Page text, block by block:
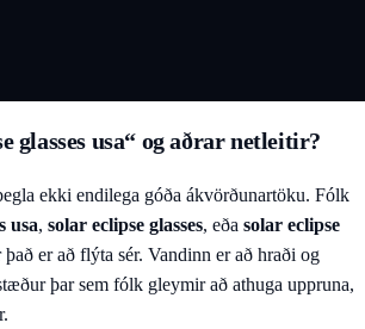
glasses usa“ og aðrar netleitir?
ekki endilega góða ákvörðunartöku. Fólk
usa, solar eclipse glasses, eða solar eclipse
það er að flýta sér. Vandinn er að hraði og
þar sem fólk gleymir að athuga uppruna,